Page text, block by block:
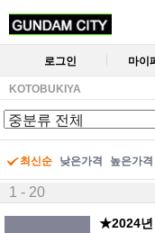
로그인 마이
KOTOBUKIYA
최신순 낮은가격 높은가격
1 - 20
★2024년